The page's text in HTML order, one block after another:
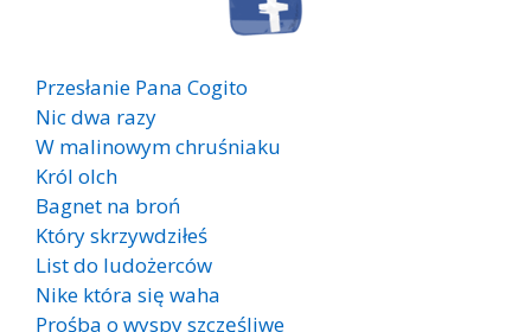
Przesłanie Pana Cogito
Nic dwa razy
W malinowym chruśniaku
Król olch
Bagnet na broń
Który skrzywdziłeś
List do ludożerców
Nike która się waha
Prośba o wyspy szczęśliwe